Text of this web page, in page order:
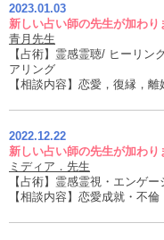
2023.01.03
新しい占い師の先生が加わり
青月先生
【占術】霊感霊聴/ ヒーリン
アリング
【相談内容】恋愛，復縁，
2022.12.22
新しい占い師の先生が加わり
ミディア．先生
【占術】霊感霊視・エンゲ
【相談内容】恋愛成就・不